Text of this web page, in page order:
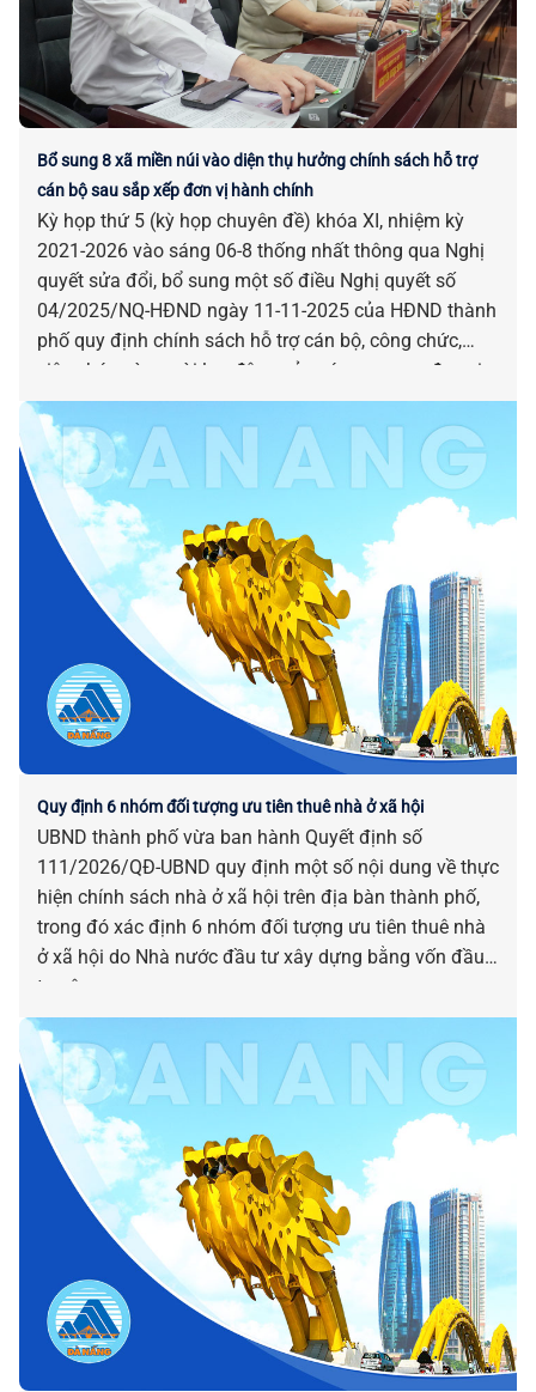
Bổ sung 8 xã miền núi vào diện thụ hưởng chính sách hỗ trợ
cán bộ sau sắp xếp đơn vị hành chính
Kỳ họp thứ 5 (kỳ họp chuyên đề) khóa XI, nhiệm kỳ
2021-2026 vào sáng 06-8 thống nhất thông qua Nghị
quyết sửa đổi, bổ sung một số điều Nghị quyết số
04/2025/NQ-HĐND ngày 11-11-2025 của HĐND thành
phố quy định chính sách hỗ trợ cán bộ, công chức,
viên chức và người lao động của các cơ quan, đơn vị
bị tác động, ảnh hưởng do sắp xếp đơn vị hành chính.
Quy định 6 nhóm đối tượng ưu tiên thuê nhà ở xã hội
UBND thành phố vừa ban hành Quyết định số
111/2026/QĐ-UBND quy định một số nội dung về thực
hiện chính sách nhà ở xã hội trên địa bàn thành phố,
trong đó xác định 6 nhóm đối tượng ưu tiên thuê nhà
ở xã hội do Nhà nước đầu tư xây dựng bằng vốn đầu
tư công.